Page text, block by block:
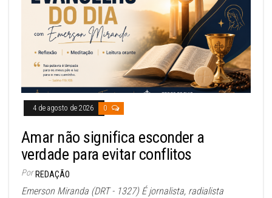
4 de agosto de 2026 0
Amar não significa esconder a
verdade para evitar conflitos
Por REDAÇÃO
Emerson Miranda (DRT - 1327) É jornalista, radialista